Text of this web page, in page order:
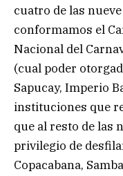
cuatro de las
conformamos el
Nacional del
(cual poder
Sapucay, Imperio
instituciones que
que al resto de las
privilegio de
Copacabana,